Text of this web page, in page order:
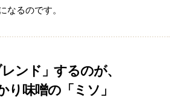
なるのです。
レンド」するのが、
り味噌の「ミソ」